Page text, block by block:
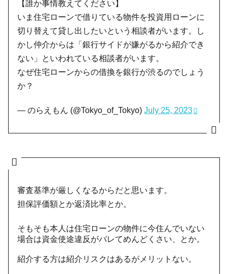
【誰か事情教えてください】
いま住宅ローンで借りている物件を投資用ローンに
切り替えて貸し出したいという相談者がいます。し
かし仲介からは「銀行サイドが嫌がるから紹介でき
ない」といわれている相談者がいます。
なぜ住宅ローンからの借換を銀行が渋るのでしょう
か？
— のらえもん (@Tokyo_of_Tokyo)July 25, 2023
審査基準が厳しくなるからだと思います。
担保評価額とか返済比率とか。
そもそも本人は住宅ローンの物件に今住んでいない
場合は資金使途違反がバレてめんどくさい、とか。
紹介する方は紹介リスクはあるがメリットない。